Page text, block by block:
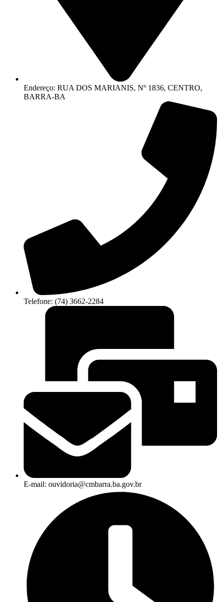
Endereço: RUA DOS MARIANIS, Nº 1836, CENTRO,
BARRA-BA
Telefone: (74) 3662-2284
E-mail: ouvidoria@cmbarra.ba.gov.br